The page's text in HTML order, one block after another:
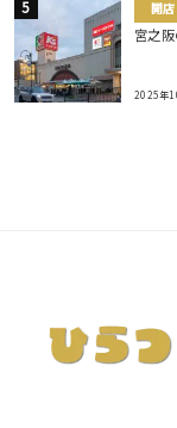
開
宮之
2025年